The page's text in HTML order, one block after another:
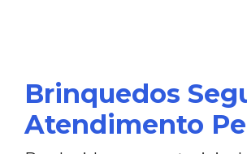
Brinquedos
Atendimento